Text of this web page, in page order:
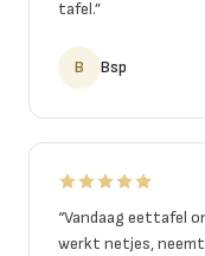
tafel.”
B Bsp
“Vandaag eettafel
werkt netjes, neemt